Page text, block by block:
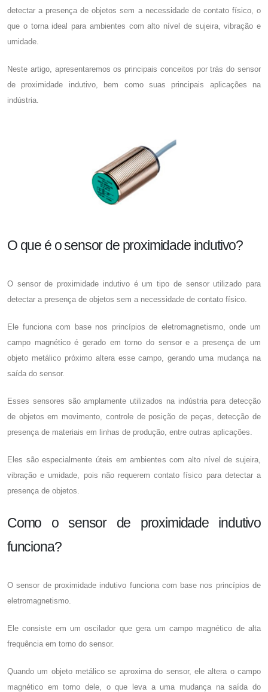
detectar a presença de objetos sem a necessidade de contato físico, o
que o torna ideal para ambientes com alto nível de sujeira, vibração e
umidade.
Neste artigo, apresentaremos os principais conceitos por trás do sensor
de proximidade indutivo, bem como suas principais aplicações na
indústria.
O que é o sensor de proximidade indutivo?
O sensor de proximidade indutivoé um tipo de sensor utilizado para
detectar a presença de objetos sem a necessidade de contato físico.
Ele funciona com base nos princípios de eletromagnetismo, onde um
campo magnético é gerado em torno do sensor e a presença de um
objeto metálico próximo altera esse campo, gerando uma mudança na
saída do sensor.
Esses sensores são amplamente utilizados na indústria para detecção
de objetos em movimento, controle de posição de peças, detecção de
presença de materiais em linhas de produção, entre outras aplicações.
Eles são especialmente úteis em ambientes com alto nível de sujeira,
vibração e umidade, pois não requerem contato físico para detectar a
presença de objetos.
Como o sensor de proximidade indutivo
funciona?
Osensor de proximidade indutivo funciona com base nos princípios de
eletromagnetismo.
Ele consiste em um oscilador que gera um campo magnético de alta
frequência em torno do sensor.
Quando um objeto metálico se aproxima do sensor, ele altera o campo
magnético em torno dele, o que leva a uma mudança na saída do